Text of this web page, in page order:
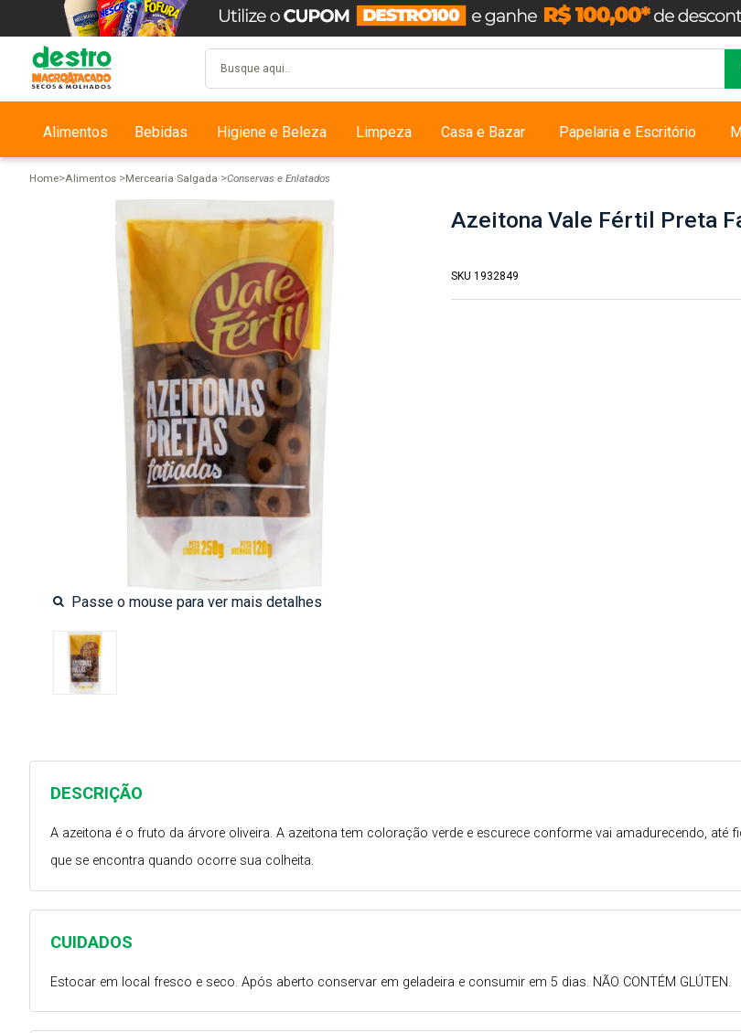
Alimentos Bebidas Higiene e Beleza Limpeza Casa e Bazar Papelaria e Escritório
Home Alimentos Mercearia Salgada Conservas e Enlatados
Azeitona Vale Fértil Preta
SKU 1932849
CUIDADOS
Estocar em local fresco e seco. Após aberto conservar em geladeira e consumir em 5 dias. NÃO CONTÉM GLÚTEN.
DESCRIÇÃO
A azeitona é o fruto da árvore oliveira. A azeitona tem coloração verde e escurece conforme vai amadurecendo,
que se encontra quando ocorre sua colheita.